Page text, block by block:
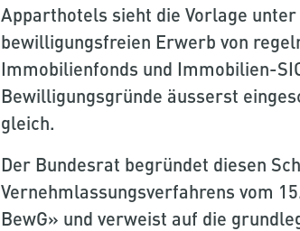
Apparthotels sieht die Vorlage
bewilligungsfreien Erwerb von
Immobilienfonds und Immobilien-
Bewilligungsgründe äusserst
gleich.
Der Bundesrat begründet diesen
Vernehmlassungsverfahrens vom
BewG» und verweist auf die